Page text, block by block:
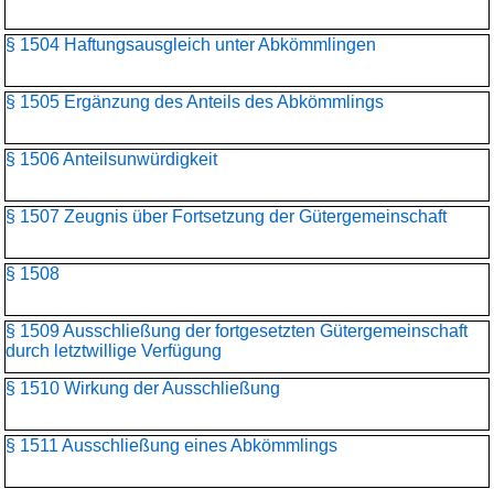
§ 1504 Haftungsausgleich unter Abkömmlingen
§ 1505 Ergänzung des Anteils des Abkömmlings
§ 1506 Anteilsunwürdigkeit
§ 1507 Zeugnis über Fortsetzung der Gütergemeinschaft
§ 1508
§ 1509 Ausschließung der fortgesetzten Gütergemeinschaft
durch letztwillige Verfügung
§ 1510 Wirkung der Ausschließung
§ 1511 Ausschließung eines Abkömmlings